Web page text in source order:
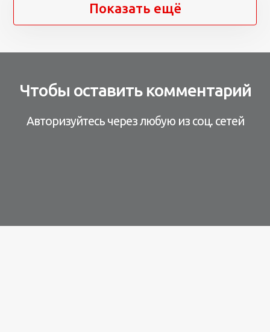
Показать ещё
Чтобы оставить комментарий
Авторизуйтесь через любую из соц. сетей